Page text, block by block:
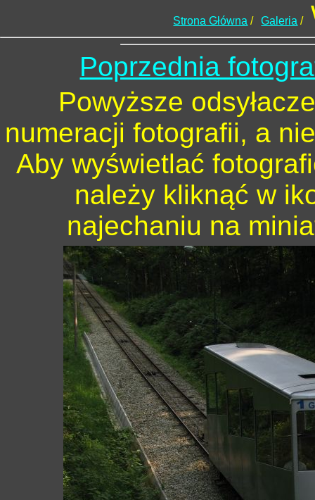
Strona Główna / Galeria /
Poprzednia
Powyższe
numeracji fotografii, a
Aby wyświetlać
należy kliknąć w
najechaniu na